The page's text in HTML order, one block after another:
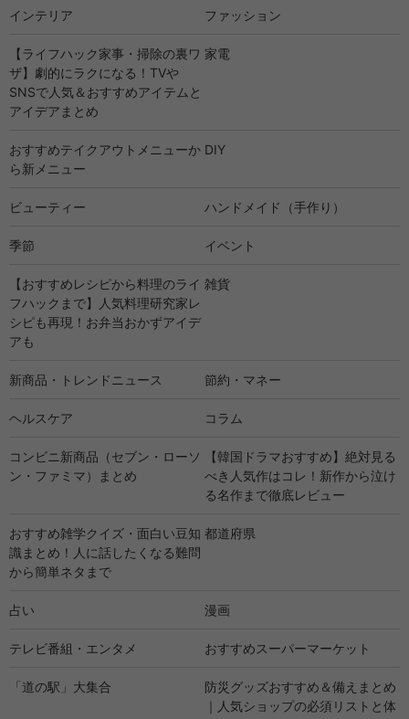
インテリア ファッション
【ライフハック家事・掃除の裏ワ
ザ】劇的にラクになる！TVや
SNSで人気＆おすすめアイテムと
アイデアまとめ
家電
おすすめテイクアウトメニューか
ら新メニュー
DIY
ビューティー ハンドメイド（手作り）
季節 イベント
【おすすめレシピから料理のライ
フハックまで】人気料理研究家レ
シピも再現！お弁当おかずアイデ
アも
雑貨
新商品・トレンドニュース 節約・マネー
ヘルスケア コラム
コンビニ新商品（セブン・ローソ
ン・ファミマ）まとめ
【韓国ドラマおすすめ】絶対見る
べき人気作はコレ！新作から泣け
る名作まで徹底レビュー
おすすめ雑学クイズ・面白い豆知
識まとめ！人に話したくなる難問
から簡単ネタまで
都道府県
占い 漫画
テレビ番組・エンタメ おすすめスーパーマーケット
「道の駅」大集合
防災グッズおすすめ＆備えまとめ
｜人気ショップの必須リストと体